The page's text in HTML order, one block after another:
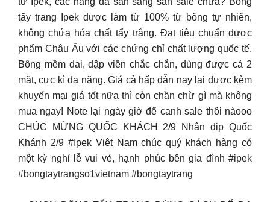
tẩy trang Ipek được làm từ 100% từ bông tự nhiên,
không chứa hóa chất tẩy trắng. Đạt tiêu chuẩn dược
phẩm Châu Âu với các chứng chỉ chất lượng quốc tế.
Bông mềm dai, dập viền chắc chắn, dùng được cả 2
mặt, cực kì đa năng. Giá cả hấp dẫn nay lại được kèm
khuyến mại giá tốt nữa thì còn chần chừ gì mà không
mua ngay! Note lại ngày giờ để canh sale thôi nàooo
CHÚC MỪNG QUỐC KHÁCH 2/9 Nhân dịp Quốc
Khánh 2/9 #Ipek Việt Nam chúc quý khách hàng có
một kỳ nghỉ lễ vui vẻ, hạnh phúc bên gia đình #ipek
#bongtaytrangso1vietnam #bongtaytrang